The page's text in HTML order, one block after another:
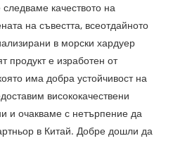
качеството на
на съвестта, всеотдайното
в морски хардуер
продукт е изработен от
има добра устойчивост на
висококачествени
и очакваме с нетърпение да
в Китай. Добре дошли да